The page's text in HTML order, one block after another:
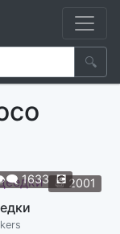
🔍
📆2001
1633 💽